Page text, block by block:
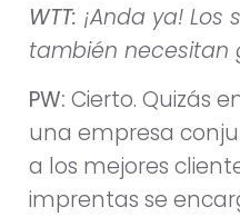
WTT: ¡Anda ya! Los
también necesitan
PW: Cierto. Quizás
una empresa
a los mejores
imprentas se